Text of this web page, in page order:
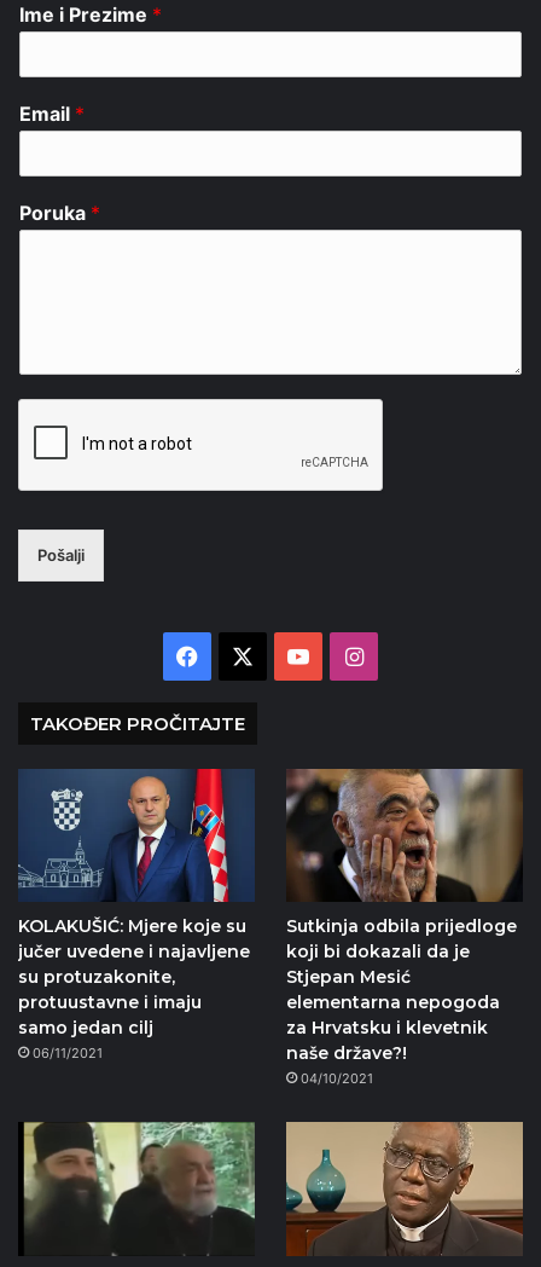
Ime i Prezime *
Email *
Poruka *
Pošalji
Facebook YouTubeInstagram
TAKOĐER PROČITAJTE
KOLAKUŠIĆ: Mjere koje su
jučer uvedene i najavljene
su protuzakonite,
protuustavne i imaju
samo jedan cilj
06/11/2021
Sutkinja odbila prijedloge
koji bi dokazali da je
Stjepan Mesić
elementarna nepogoda
za Hrvatsku i klevetnik
naše države?!
04/10/2021